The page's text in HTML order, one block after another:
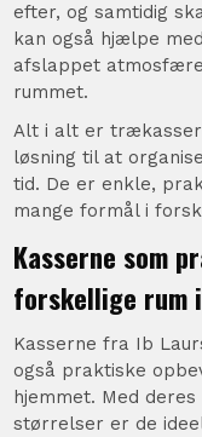
efter, og samtidig
kan også hjælpe
afslappet
rummet.
Alt i alt er
løsning til at
tid. De er enkle,
mange formål i
Kasserne som
forskellige rum
Kasserne fra Ib
også praktiske
hjemmet. Med
størrelser er de